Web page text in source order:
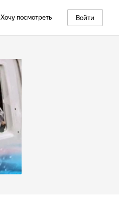
Хочу посмотреть Войти